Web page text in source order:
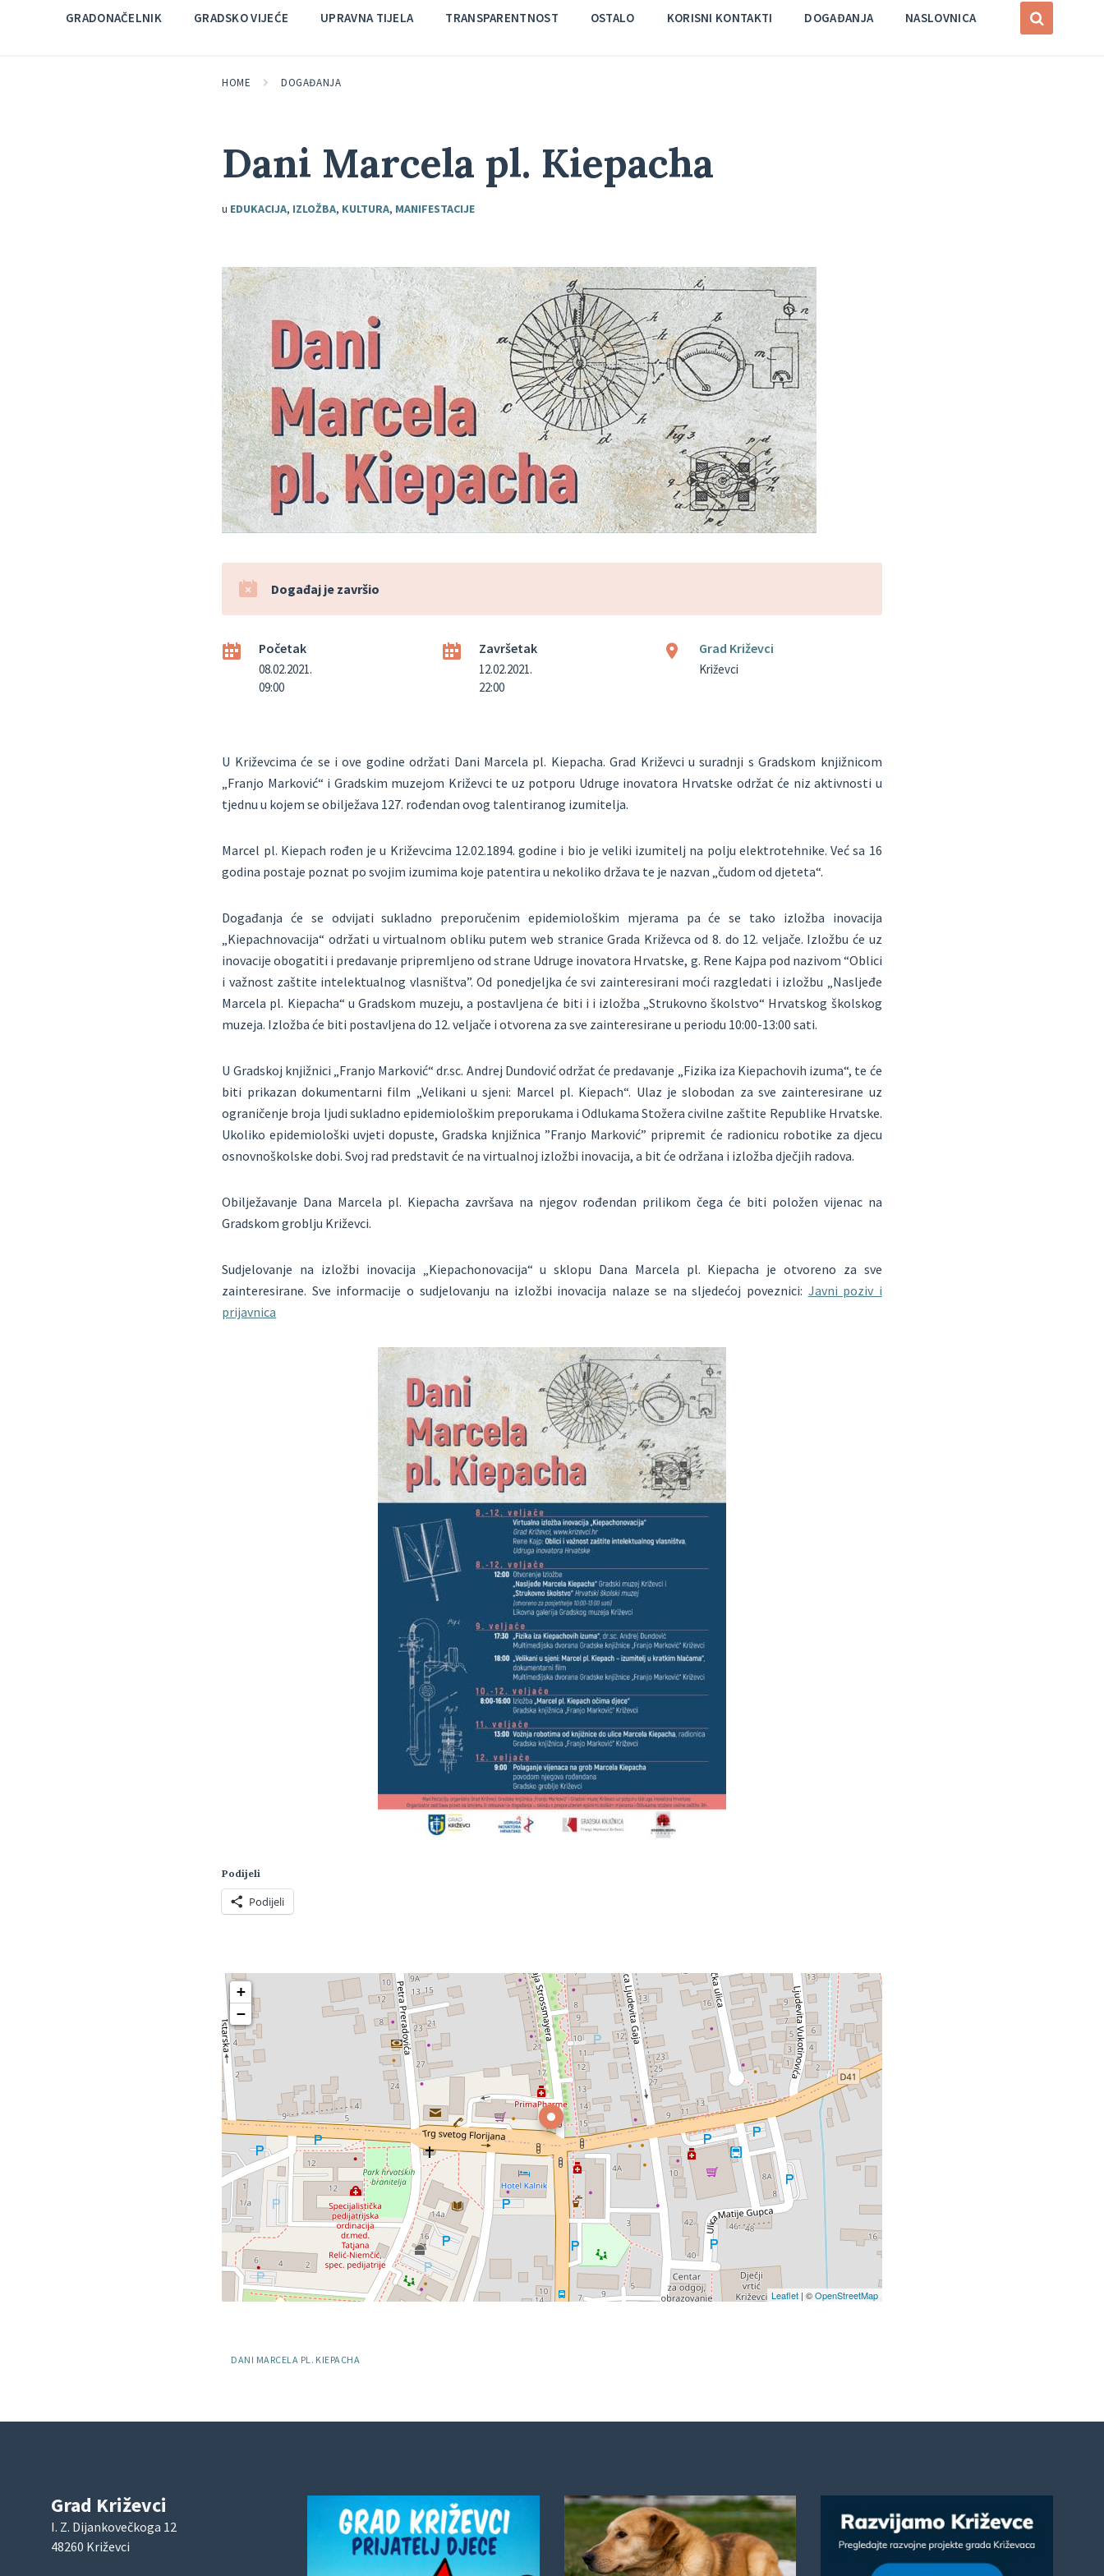
GRADONAČELNIK GRADSKO VIJEĆE UPRAVNA TIJELA TRANSPARENTNOST OSTALO KORISNI KONTAKTI DOGAĐANJA NASLOVNICA
HOME DOGAĐANJA
Dani Marcela pl. Kiepacha
u EDUKACIJA, IZLOŽBA, KULTURA, MANIFESTACIJE
Događaj je završio
Početak
08.02.2021.
09:00
Završetak
12.02.2021.
22:00
Grad Križevci
Križevci
U Križevcima će se i ove godine održati Dani Marcela pl. Kiepacha. Grad Križevci u suradnji s Gradskom knjižnicom
„Franjo Marković“ i Gradskim muzejom Križevci te uz potporu Udruge inovatora Hrvatske održat će niz aktivnosti u
tjednu u kojem se obilježava 127. rođendan ovog talentiranog izumitelja.
Marcel pl. Kiepach rođen je u Križevcima 12.02.1894. godine i bio je veliki izumitelj na polju elektrotehnike. Već sa 16
godina postaje poznat po svojim izumima koje patentira u nekoliko država te je nazvan „čudom od djeteta“.
Događanja će se odvijati sukladno preporučenim epidemiološkim mjerama pa će se tako izložba inovacija
„Kiepachnovacija“ održati u virtualnom obliku putem web stranice Grada Križevca od 8. do 12. veljače. Izložbu će uz
inovacije obogatiti i predavanje pripremljeno od strane Udruge inovatora Hrvatske, g. Rene Kajpa pod nazivom “Oblici
i važnost zaštite intelektualnog vlasništva”. Od ponedjeljka će svi zainteresirani moći razgledati i izložbu „Nasljeđe
Marcela pl. Kiepacha“ u Gradskom muzeju, a postavljena će biti i i izložba „Strukovno školstvo“ Hrvatskog školskog
muzeja. Izložba će biti postavljena do 12. veljače i otvorena za sve zainteresirane u periodu 10:00-13:00 sati.
U Gradskoj knjižnici „Franjo Marković“ dr.sc. Andrej Dundović održat će predavanje „Fizika iza Kiepachovih izuma“, te će
biti prikazan dokumentarni film „Velikani u sjeni: Marcel pl. Kiepach“. Ulaz je slobodan za sve zainteresirane uz
ograničenje broja ljudi sukladno epidemiološkim preporukama i Odlukama Stožera civilne zaštite Republike Hrvatske.
Ukoliko epidemiološki uvjeti dopuste, Gradska knjižnica ”Franjo Marković” pripremit će radionicu robotike za djecu
osnovnoškolske dobi. Svoj rad predstavit će na virtualnoj izložbi inovacija, a bit će održana i izložba dječjih radova.
Obilježavanje Dana Marcela pl. Kiepacha završava na njegov rođendan prilikom čega će biti položen vijenac na
Gradskom groblju Križevci.
Sudjelovanje na izložbi inovacija „Kiepachonovacija“ u sklopu Dana Marcela pl. Kiepacha je otvoreno za sve
zainteresirane. Sve informacije o sudjelovanju na izložbi inovacija nalaze se na sljedećoj poveznici: Javni poziv i
prijavnica
Podijeli
Podijeli
+
−
Leaflet| ©OpenStreetMap
Oznake:
DANI MARCELA PL. KIEPACHA
Grad Križevci
I. Z. Dijankovečkoga 12
48260 Križevci